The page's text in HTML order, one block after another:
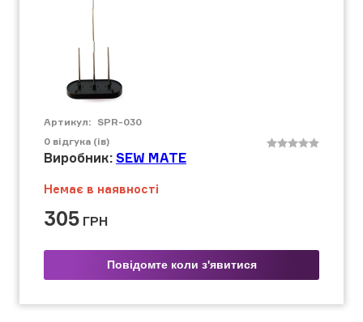
Артикул: SPR-030
0 відгука (ів)
Виробник: SEW MATE
Немає в наявності
305 ГРН
Повідомте коли з'явитися